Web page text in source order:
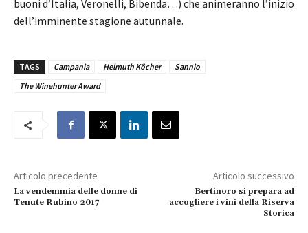
buoni d’Italia, Veronelli, Bibenda…) che animeranno l’inizio
dell’imminente stagione autunnale.
TAGS Campania Helmuth Köcher
Sannio
The Winehunter Award
Articolo precedente
La vendemmia delle donne di
Tenute Rubino 2017
Articolo successivo
Bertinoro si prepara ad
accogliere i vini della Riserva
Storica